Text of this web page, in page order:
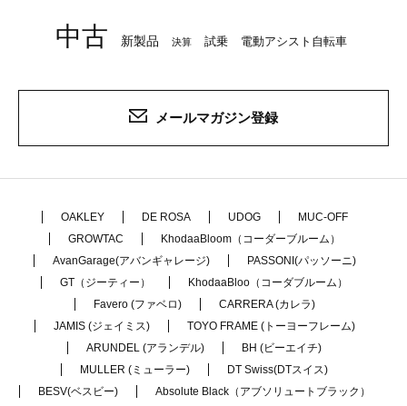
中古
新製品 決算 試乗 電動アシスト自転車
メールマガジン登録
OAKLEY DE ROSA UDOG
MUC-OFF
GROWTAC
KhodaaBloom（コーダーブルーム）
AvanGarage(アバンギャレージ)
PASSONI(パッソーニ)
GT（ジーティー）
KhodaaBloo（コーダブルーム）
Favero (ファベロ)
CARRERA (カレラ)
JAMIS (ジェイミス)
TOYO FRAME (トーヨーフレーム)
ARUNDEL (アランデル)
BH (ビーエイチ)
MULLER (ミューラー)
DT Swiss(DTスイス)
BESV(ベスビー)
Absolute Black（アブソリュートブラック）